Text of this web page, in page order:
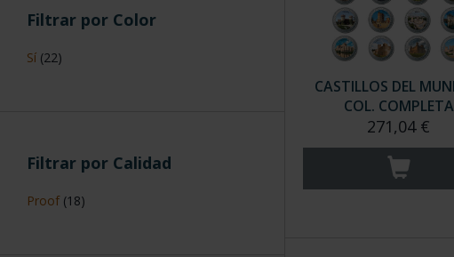
Filtrar por Color
Sí (22)
Filtrar por Calidad
Proof (18)
CASTILLOS DEL
COL. COMPLETA
271,04 €